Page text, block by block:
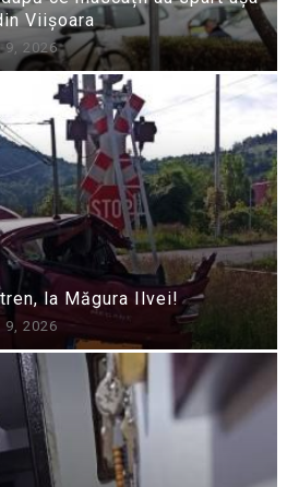
Viișoara
9, 2026
la Măgura Ilvei!
9, 2026